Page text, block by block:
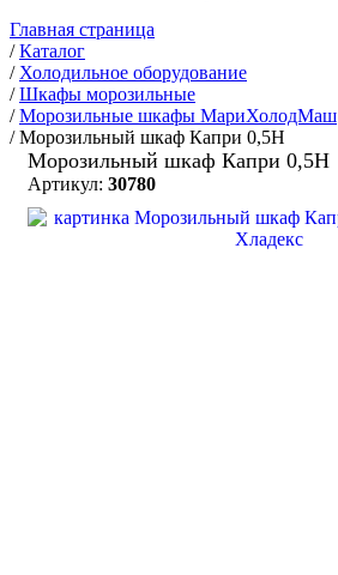
Главная страница
/Каталог
/ Холодильное оборудование
/Шкафы морозильные
/Морозильные шкафы МариХолодМаш
/Морозильный шкаф Капри 0,5Н
Морозильный шкаф Капри 0,5Н
Артикул: 30780